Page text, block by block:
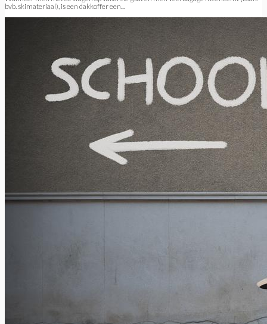
bvb. skimateriaal), is een dakkoffer een...